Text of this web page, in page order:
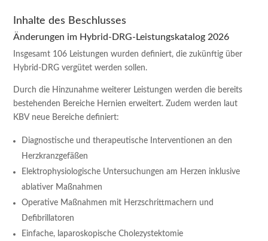
Inhalte des Beschlusses
Änderungen im Hybrid-DRG-Leistungskatalog 2026
Insgesamt 106 Leistungen wurden definiert, die zukünftig über
Hybrid-DRG vergütet werden sollen.
Durch die Hinzunahme weiterer Leistungen werden die bereits
bestehenden Bereiche Hernien erweitert. Zudem werden laut
KBV neue Bereiche definiert:
Diagnostische und therapeutische Interventionen an den
Herzkranzgefäßen
Elektrophysiologische Untersuchungen am Herzen inklusive
ablativer Maßnahmen
Operative Maßnahmen mit Herzschrittmachern und
Defibrillatoren
Einfache, laparoskopische Cholezystektomie